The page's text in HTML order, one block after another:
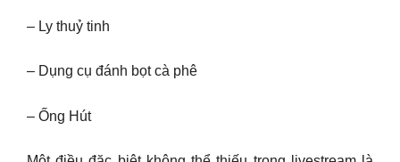
– Ly thuỷ tinh
– Dụng cụ đánh bọt cà phê
– Ống Hút